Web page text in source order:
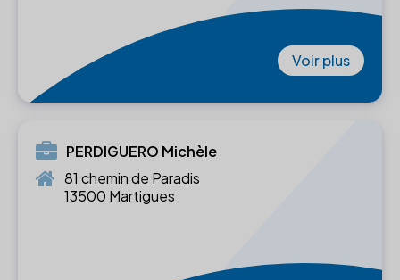
Voir plus
PERDIGUERO Michèle
81 chemin de Paradis
13500 Martigues